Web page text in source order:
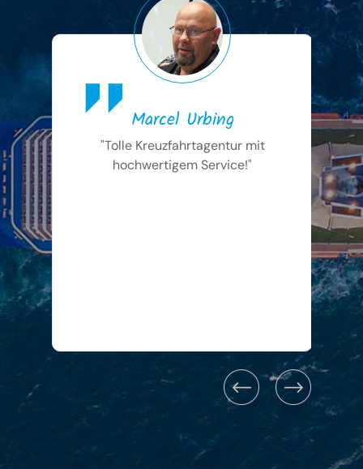
Marcel Urbing
"Tolle Kreuzfahrtagentur mit
hochwertigem Service!"